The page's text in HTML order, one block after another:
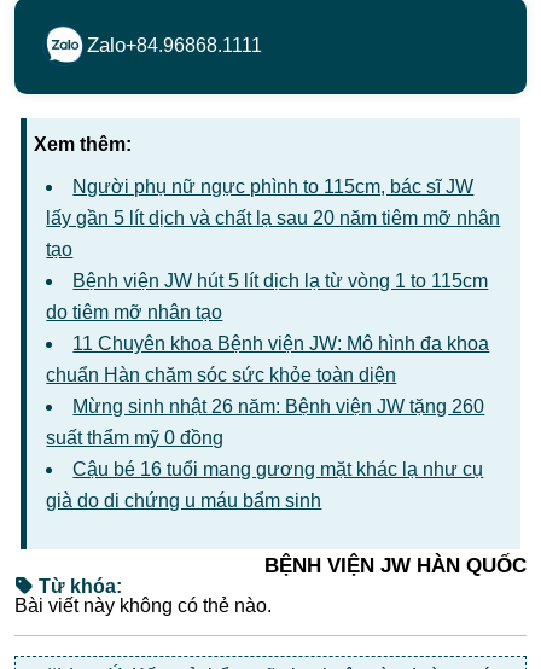
Zalo+84.96868.1111
Xem thêm:
Người phụ nữ ngực phình to 115cm, bác sĩ JW
lấy gần 5 lít dịch và chất lạ sau 20 năm tiêm mỡ nhân
tạo
Bệnh viện JW hút 5 lít dịch lạ từ vòng 1 to 115cm
do tiêm mỡ nhân tạo
11 Chuyên khoa Bệnh viện JW: Mô hình đa khoa
chuẩn Hàn chăm sóc sức khỏe toàn diện
Mừng sinh nhật 26 năm: Bệnh viện JW tặng 260
suất thẩm mỹ 0 đồng
Cậu bé 16 tuổi mang gương mặt khác lạ như cụ
già do di chứng u máu bẩm sinh
BỆNH VIỆN JW HÀN QUỐC
Từ khóa:
Bài viết này không có thẻ nào.